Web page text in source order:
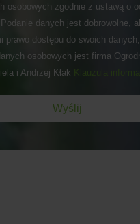
osobowych zgodnie z ustawą o
danych jest dobrowolne,
prawo dostępu do swoich
osobowych jest firma
i Andrzej Kłak Klauzula
Wyślij